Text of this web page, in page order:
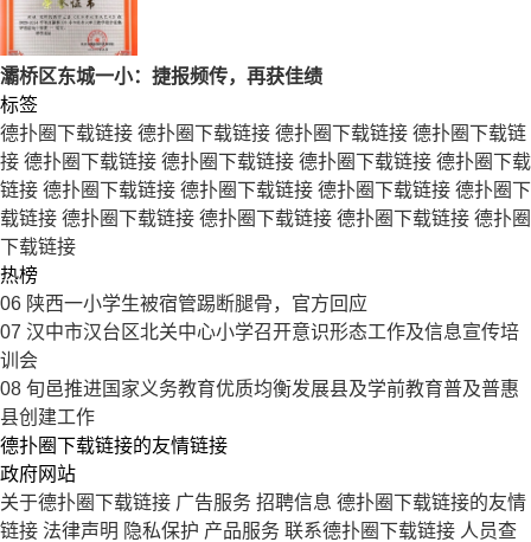
灞桥区东城一小：捷报频传，再获佳绩
标签
德扑圈下载链接 德扑圈下载链接 德扑圈下载链接 德扑圈下载链
接 德扑圈下载链接 德扑圈下载链接 德扑圈下载链接 德扑圈下载
链接 德扑圈下载链接 德扑圈下载链接 德扑圈下载链接 德扑圈下
载链接 德扑圈下载链接 德扑圈下载链接 德扑圈下载链接 德扑圈
下载链接
热榜
06 陕西一小学生被宿管踢断腿骨，官方回应
07 汉中市汉台区北关中心小学召开意识形态工作及信息宣传培
训会
08 旬邑推进国家义务教育优质均衡发展县及学前教育普及普惠
县创建工作
德扑圈下载链接的友情链接
政府网站
关于德扑圈下载链接 广告服务 招聘信息 德扑圈下载链接的友情
链接 法律声明 隐私保护 产品服务 联系德扑圈下载链接 人员查